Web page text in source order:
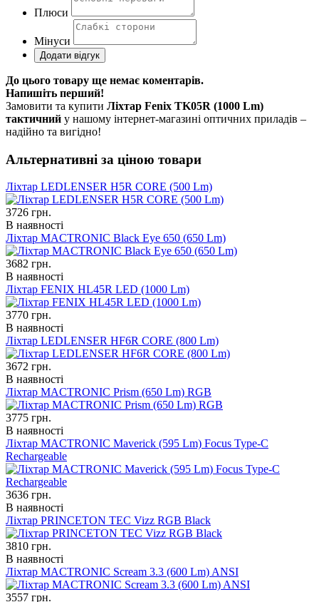
Плюси
Мінуси
До цього товару ще немає коментарів.
Напишіть перший!
Замовити та купити Ліхтар Fenix TK05R (1000 Lm)
тактичний у нашому інтернет-магазині оптичних приладів –
надійно та вигідно!
Альтернативні за ціною товари
Ліхтар LEDLENSER H5R CORE (500 Lm)
3726 грн.
В наявності
Ліхтар MACTRONIC Black Eye 650 (650 Lm)
3682 грн.
В наявності
Ліхтар FENIX HL45R LED (1000 Lm)
3770 грн.
В наявності
Ліхтар LEDLENSER HF6R CORE (800 Lm)
3672 грн.
В наявності
Ліхтар MACTRONIC Prism (650 Lm) RGB
3775 грн.
В наявності
Ліхтар MACTRONIC Maverick (595 Lm) Focus Type-C
Rechargeable
3636 грн.
В наявності
Ліхтар PRINCETON TEC Vizz RGB Black
3810 грн.
В наявності
Ліхтар MACTRONIC Scream 3.3 (600 Lm) ANSI
3557 грн.